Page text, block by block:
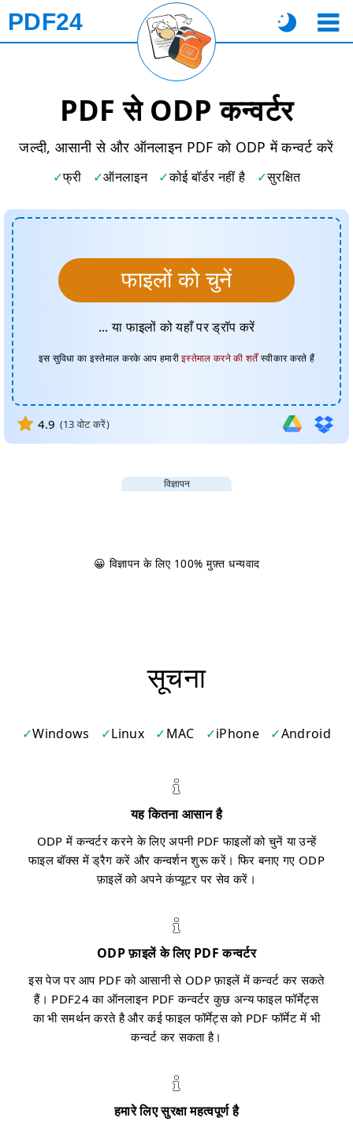
PDF24
PDF से ODP कन्वर्टर
जल्दी, आसानी से और ऑनलाइन PDF को ODP में कन्वर्ट करें
फ्री ऑनलाइन कोई बॉर्डर नहीं है सुरक्षित
फाइलों को चुनें
... या फाइलों को यहाँ पर ड्रॉप करें
इस सुविधा का इस्तेमाल करके आप हमारीइस्तेमाल करने की शर्तेंस्वीकार करते हैं
4.9 (13वोट करें)
विज्ञापन
😀 विज्ञापन के लिए 100% मुफ़्त धन्यवाद
सूचना
Windows Linux MAC iPhone Android
यह कितना आसान है
ODP में कन्वर्टर करने के लिए अपनी PDF फाइलों को चुनें या उन्हें
फाइल बॉक्स में ड्रैग करें और कन्वर्शन शुरू करें। फिर बनाए गए ODP
फ़ाइलें को अपने कंप्यूटर पर सेव करें।
ODP फ़ाइलें के लिए PDF कन्वर्टर
इस पेज पर आप PDF को आसानी से ODP फ़ाइलें में कन्वर्ट कर सकते
हैं। PDF24 का ऑनलाइन PDF कन्वर्टर कुछ अन्य फाइल फॉर्मेट्स
का भी समर्थन करते है और कई फाइल फॉर्मेट्स को PDF फॉर्मेट में भी
कन्वर्ट कर सकता है।
हमारे लिए सुरक्षा महत्वपूर्ण है